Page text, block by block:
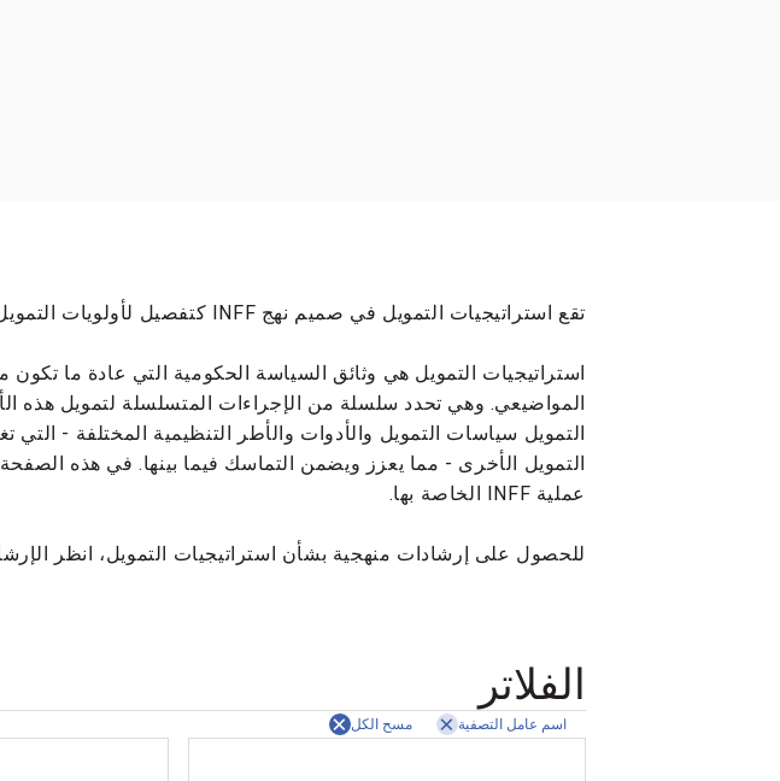
تقع استراتيجيات التمويل في صميم نهج INFF كتفصيل لأولويات التمويل المملوكة وطنيا.
استراتيجيات التمويل هي وثائق السياسة الحكومية التي عادة ما
المواضيعي. وهي تحدد سلسلة من الإجراءات المتسلسلة لتمويل هذه
التمويل سياسات التمويل والأدوات والأطر التنظيمية المختلفة -
التمويل الأخرى - مما يعزز ويضمن التماسك فيما بينها. في هذه
عملية INFF الخاصة بها.
للحصول على إرشادات منهجية بشأن استراتيجيات التمويل، انظر
الفلاتر
اسم عامل التصفية مسح الكل